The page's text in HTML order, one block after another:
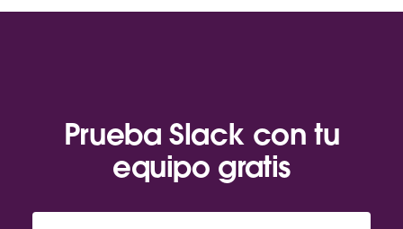
Prueba Slack con tu
equipo gratis